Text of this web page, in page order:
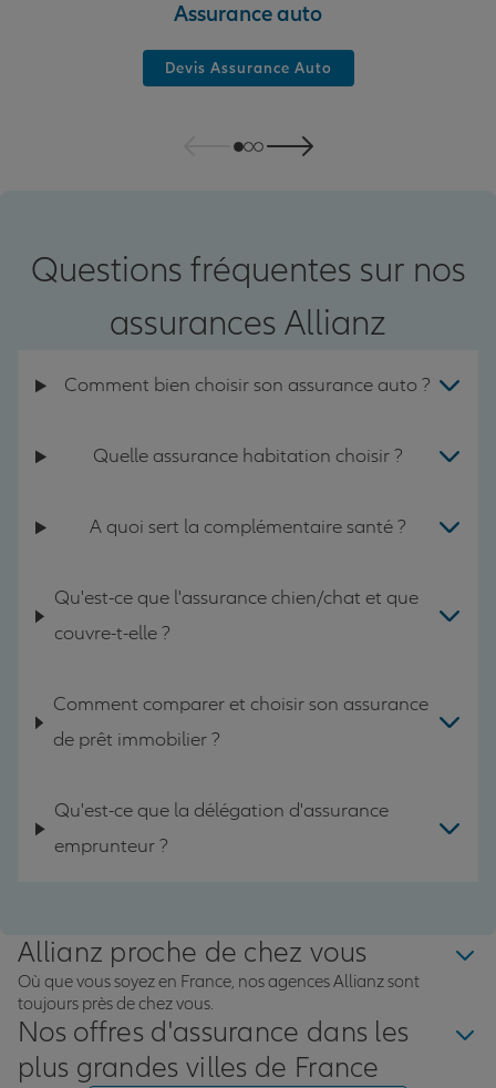
Assurance auto
Devis Assurance Auto
Questions fréquentes sur nos
assurances Allianz
Comment bien choisir son assurance auto ?
Quelle assurance habitation choisir ?
A quoi sert la complémentaire santé ?
Qu'est-ce que l'assurance chien/chat et que
couvre-t-elle ?
Comment comparer et choisir son assurance
de prêt immobilier ?
Qu'est-ce que la délégation d'assurance
emprunteur ?
Allianz proche de chez vous
Où que vous soyez en France, nos agences Allianz sont
toujours près de chez vous.
Nos offres d'assurance dans les
plus grandes villes de France